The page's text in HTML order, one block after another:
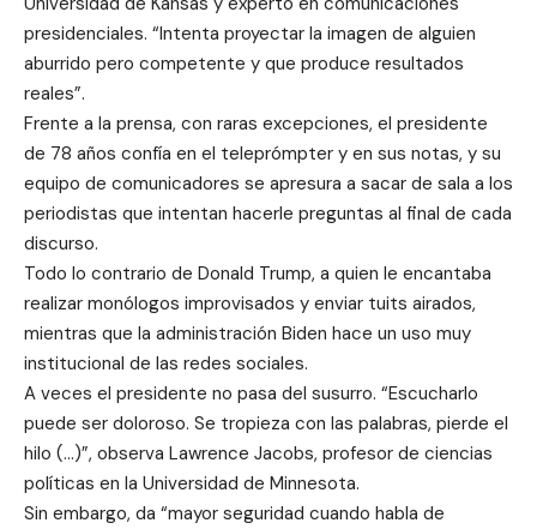
presidenciales. “Intenta proyectar la imagen de alguien
aburrido pero competente y que produce resultados
reales”.
Frente a la prensa, con raras excepciones, el presidente
de 78 años confía en el teleprómpter y en sus notas, y su
equipo de comunicadores se apresura a sacar de sala a los
periodistas que intentan hacerle preguntas al final de cada
discurso.
Todo lo contrario de Donald Trump, a quien le encantaba
realizar monólogos improvisados y enviar tuits airados,
mientras que la administración Biden hace un uso muy
institucional de las redes sociales.
A veces el presidente no pasa del susurro. “Escucharlo
puede ser doloroso. Se tropieza con las palabras, pierde el
hilo (…)”, observa Lawrence Jacobs, profesor de ciencias
políticas en la Universidad de Minnesota.
Sin embargo, da “mayor seguridad cuando habla de